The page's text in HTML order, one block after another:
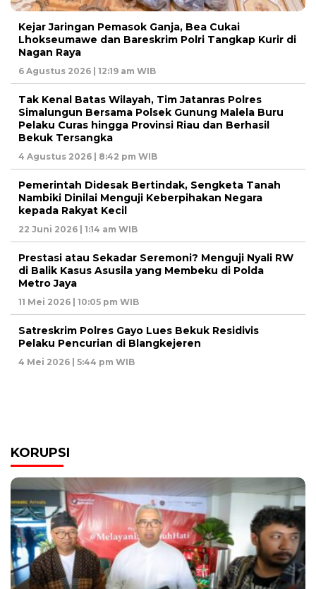
Kejar Jaringan Pemasok Ganja, Bea Cukai
Lhokseumawe dan Bareskrim Polri Tangkap Kurir di
Nagan Raya
6 Agustus 2026 | 12:19 am WIB
Tak Kenal Batas Wilayah, Tim Jatanras Polres
Simalungun Bersama Polsek Gunung Malela Buru
Pelaku Curas hingga Provinsi Riau dan Berhasil
Bekuk Tersangka
4 Agustus 2026 | 8:42 pm WIB
Pemerintah Didesak Bertindak, Sengketa Tanah
Nambiki Dinilai Menguji Keberpihakan Negara
kepada Rakyat Kecil
22 Juni 2026 | 1:14 am WIB
Prestasi atau Sekadar Seremoni? Menguji Nyali RW
di Balik Kasus Asusila yang Membeku di Polda
Metro Jaya
11 Mei 2026 | 10:05 pm WIB
Satreskrim Polres Gayo Lues Bekuk Residivis
Pelaku Pencurian di Blangkejeren
4 Mei 2026 | 5:44 pm WIB
KORUPSI